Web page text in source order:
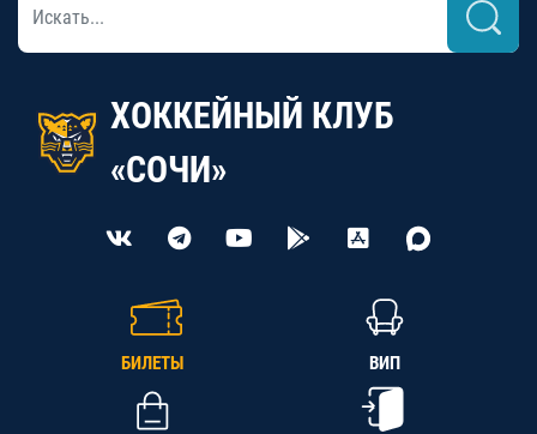
ХОККЕЙНЫЙ КЛУБ
«СОЧИ»
БИЛЕТЫ ВИП